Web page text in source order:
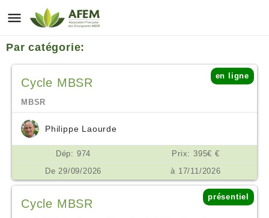
Par catégorie:
Cycle MBSR
en ligne
MBSR
Philippe Laourde
Dép: 974
Prix: 395€ €
De 29/09/2026
à 17/11/2026
Cycle MBSR
présentiel